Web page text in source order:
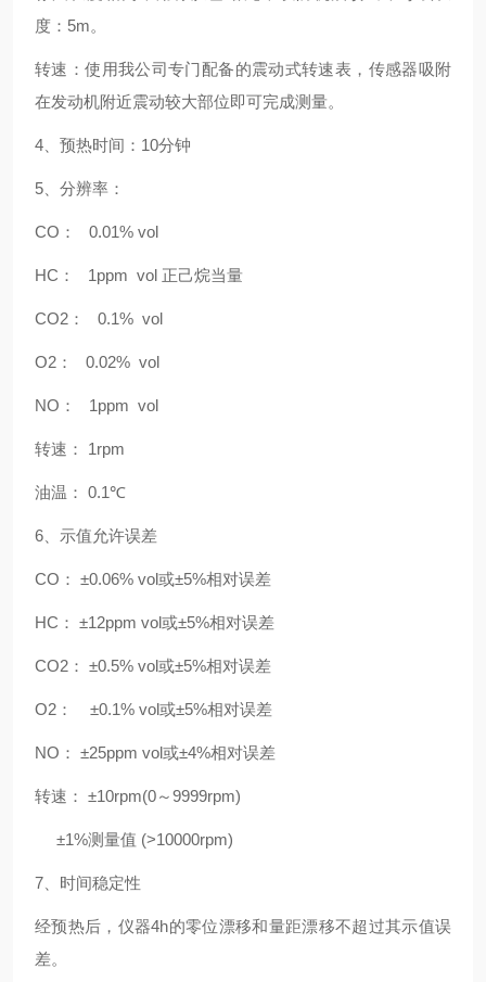
度： 5m。
转速：使用我公司专门配备的震动式转速表，传感器吸附
在发动机附近震动较大部位即可完成测量。
4 、预热时间： 10分钟
5 、分辨率：
CO ： 0.01% vol
HC ： 1ppm vol 正己烷当量
CO2 ： 0.1% vol
O2 ： 0.02% vol
NO ： 1ppm vol
转速： 1rpm
油温： 0.1℃
6 、示值允许误差
CO ： ±0.06% vol或±5%相对误差
HC ： ±12ppm vol或±5%相对误差
CO2 ： ±0.5% vol或±5%相对误差
O2 ： ±0.1% vol或±5%相对误差
NO ： ±25ppm vol或±4%相对误差
转速： ±10rpm(0～9999rpm)
±1%测量值 (>10000rpm)
7 、时间稳定性
经预热后，仪器4h的零位漂移和量距漂移不超过其示值误
差。